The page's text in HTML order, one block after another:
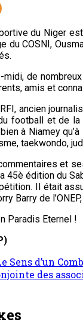
du Niger
du COSNI,
midi, de
amis et
ancien
football et de
à Niamey
taekwondo,
et
45è édition du
Il était
Barry de
Paradis Eternel !
Sens d’un
des